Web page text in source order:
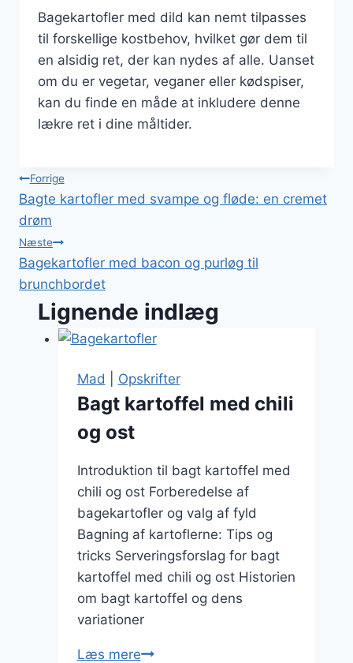
Bagekartofler med dild kan nemt tilpasses
til forskellige kostbehov, hvilket gør dem til
en alsidig ret, der kan nydes af alle. Uanset
om du er vegetar, veganer eller kødspiser,
kan du finde en måde at inkludere denne
lækre ret i dine måltider.
Indlægsnavigation
Forrige
Bagte kartofler med svampe og fløde: en cremet
drøm
Næste
Bagekartofler med bacon og purløg til
brunchbordet
Lignende indlæg
Mad Opskrifter
Bagt kartoffel med chili
og ost
Introduktion til bagt kartoffel med
chili og ost Forberedelse af
bagekartofler og valg af fyld
Bagning af kartoflerne: Tips og
tricks Serveringsforslag for bagt
kartoffel med chili og ost Historien
om bagt kartoffel og dens
variationer
Læs mereBagt